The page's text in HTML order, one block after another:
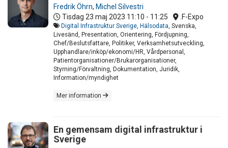
Fredrik Öhrn, Michel Silvestri
Tisdag 23 maj 2023 11:10 - 11:25 .F-Expo
Digital Infrastruktur Sverige Hälsodata , Svenska,
Livesänd, Presentation, Orientering, Fördjupning,
Chef/Beslutsfattare, Politiker, Verksamhetsutveckling,
Upphandlare/inköp/ekonomi/HR, Vårdpersonal,
Patientorganisationer/Brukarorganisationer,
Styrning/Förvaltning, Dokumentation, Juridik,
Information/myndighet
Mer information
En gemensam digital infrastruktur i
Sverige